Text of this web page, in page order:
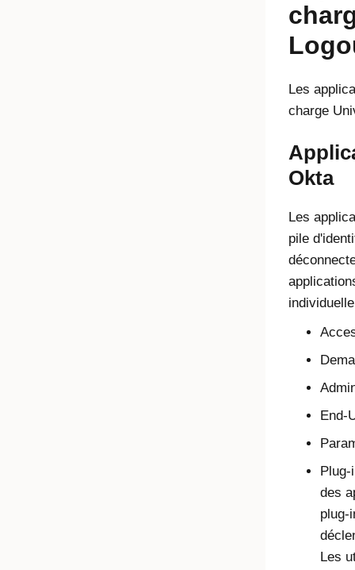
Les
charge
Okta
Les
pile
End-
Plug-
des
plug-
Les